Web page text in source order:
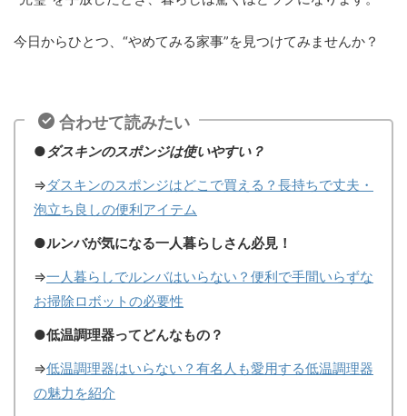
今日からひとつ、“やめてみる家事”を見つけてみませんか？
合わせて読みたい
●ダスキンのスポンジは使いやすい？
⇒ダスキンのスポンジはどこで買える？長持ちで丈夫・
泡立ち良しの便利アイテム
●ルンバが気になる一人暮らしさん必見！
⇒一人暮らしでルンバはいらない？便利で手間いらずな
お掃除ロボットの必要性
●低温調理器ってどんなもの？
⇒低温調理器はいらない？有名人も愛用する低温調理器
の魅力を紹介